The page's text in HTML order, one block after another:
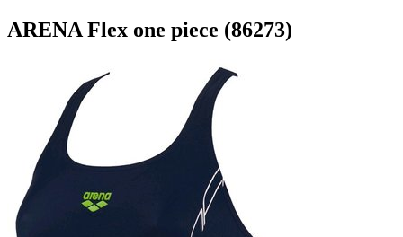
ARENA Flex one piece (86273)